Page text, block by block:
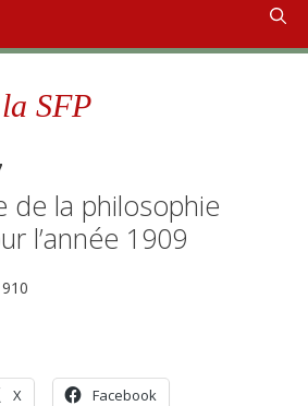
SFP
de la philosophie
l’année 1909
X Facebook